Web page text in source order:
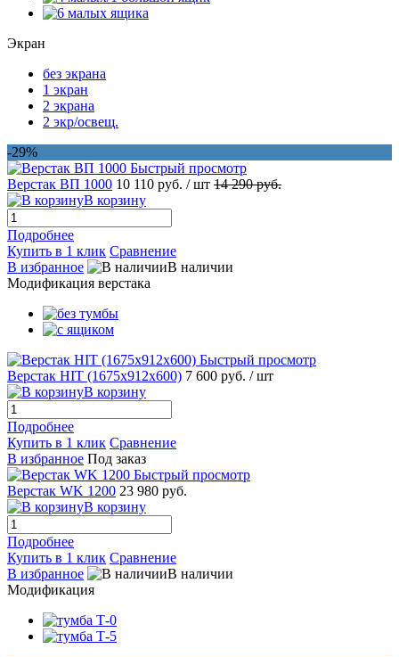
Экран
без экрана
1 экран
2 экрана
2 экр/освещ.
-29%
Быстрый просмотр
Верстак ВП 1000 10 110 руб. / шт 14 290 руб.
В корзину
Подробнее
Купить в 1 клик Сравнение
В избранное
В наличии
Модификация верстака
Быстрый просмотр
Верстак HIT (1675x912x600) 7 600 руб. / шт
В корзину
Подробнее
Купить в 1 клик Сравнение
В избранное Под заказ
Быстрый просмотр
Верстак WK 1200 23 980 руб.
В корзину
Подробнее
Купить в 1 клик Сравнение
В избранное
В наличии
Модификация